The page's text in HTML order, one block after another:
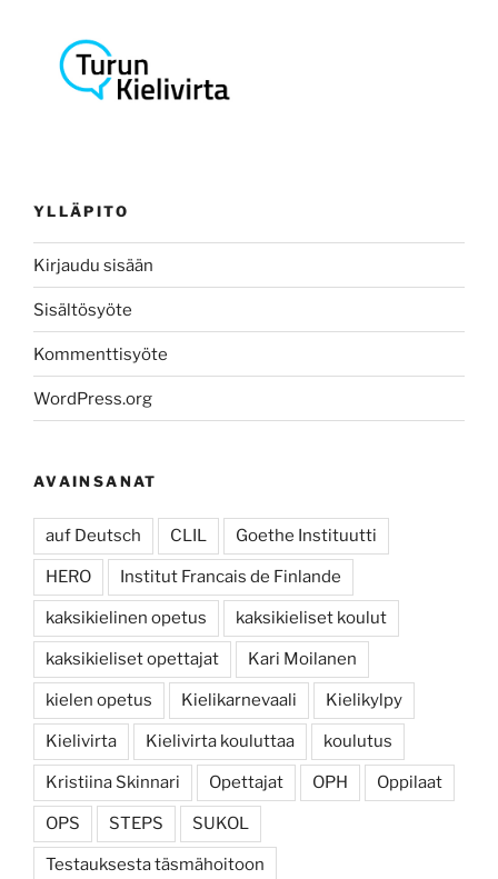
YLLÄPITO
Kirjaudu sisään
Sisältösyöte
Kommenttisyöte
WordPress.org
AVAINSANAT
auf Deutsch CLIL Goethe Instituutti
HERO Institut Francais de Finlande
kaksikielinen opetus kaksikieliset koulut
kaksikieliset opettajat Kari Moilanen
kielen opetus Kielikarnevaali Kielikylpy
Kielivirta Kielivirta kouluttaa koulutus
Kristiina Skinnari Opettajat OPH Oppilaat
OPS STEPS SUKOL
Testauksesta täsmähoitoon